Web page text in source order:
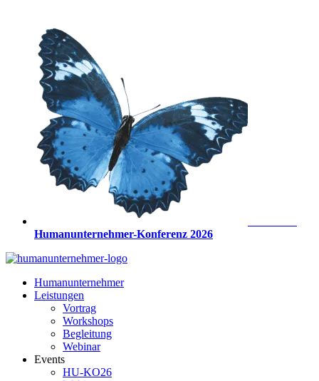
springen
Humanunternehmer-Konferenz 2026
Humanunternehmer
Leistungen
Vortrag
Workshops
Begleitung
Webinar
Events
HU-KO26